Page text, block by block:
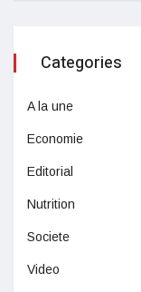
Categories
A la une
Economie
Editorial
Nutrition
Societe
Video